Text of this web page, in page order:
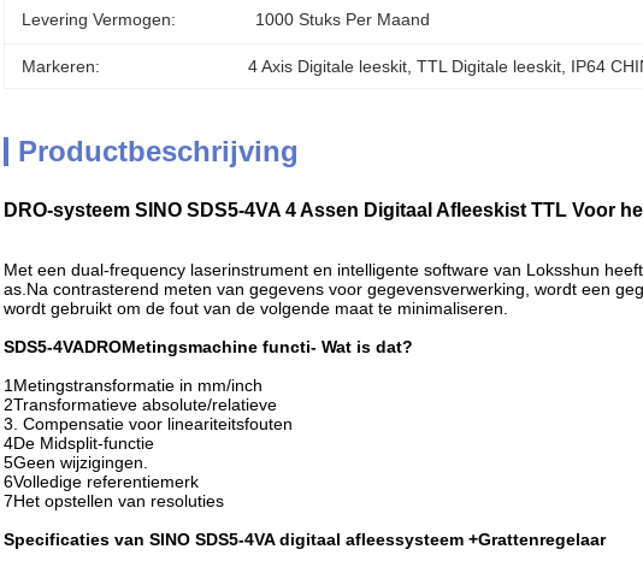
Levering Vermogen: 1000 Stuks Per Maand
Markeren: 4 Axis Digitale leeskit , TTL Digitale leeskit IP64
Productbeschrijving
DRO-systeem SINO SDS5-4VA 4 Assen Digitaal Afleeskist TTL Voor
Met een dual-frequency laserinstrument en intelligente software van Loksshun
as.Na contrasterend meten van gegevens voor gegevensverwerking, wordt een
wordt gebruikt om de fout van de volgende maat te minimaliseren.
SDS5-4VADROMetingsmachine functi- Wat is dat?
1Metingstransformatie in mm/inch
2Transformatieve absolute/relatieve
3. Compensatie voor lineariteitsfouten
4De Midsplit-functie
5Geen wijzigingen.
6Volledige referentiemerk
7Het opstellen van resoluties
Specificaties van SINO SDS5-4VA digitaal afleessysteem +Grattenregelaar